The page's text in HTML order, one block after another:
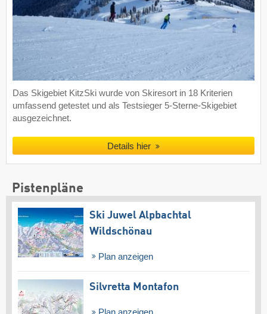
Das Skigebiet KitzSki wurde von Skiresort in 18 Kriterien
umfassend getestet und als Testsieger 5-Sterne-Skigebiet
ausgezeichnet.
Details hier
Pistenpläne
Ski Juwel Alpbachtal
Wildschönau
Plan anzeigen
Silvretta Montafon